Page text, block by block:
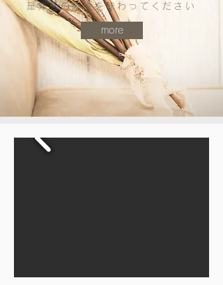
是非その感触を味わってください
more